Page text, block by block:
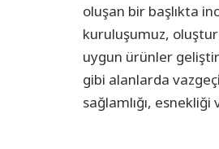
oluşan bir başlıkta
kuruluşumuz,
uygun ürünler
gibi alanlarda
sağlamlığı,